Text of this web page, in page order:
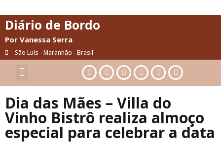
Diário de Bordo
Por Vanessa Serra
São Luís - Maranhão - Brasil
Dia das Mães – Villa do
Vinho Bistrô realiza almoço
especial para celebrar a data